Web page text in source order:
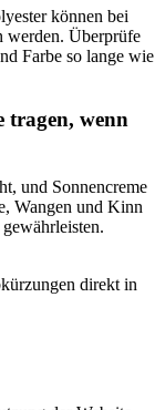
können bei
werden. Überprüfe
Farbe so lange wie
tragen, wenn
und Sonnencreme
Wangen und Kinn
direkt in